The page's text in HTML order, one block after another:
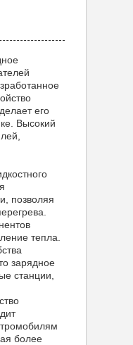
его
Высокий
позволяя
тепла.
зарядное
станции,
более